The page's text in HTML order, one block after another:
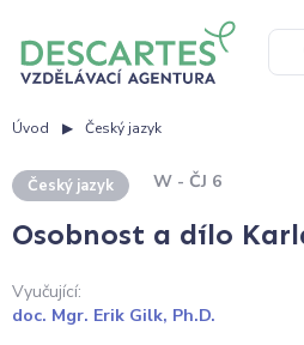
Úvod Český jazyk
Český jazyk W - ČJ 6
Osobnost a dílo
Vyučující:
doc. Mgr. Erik Gilk, Ph.D.